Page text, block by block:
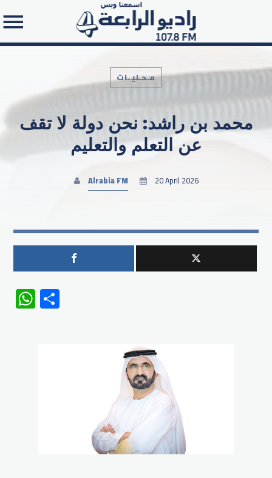
Search in the website:
مـحـليـات
محمد بن راشد: نحن دولة لا تقف
عن التعلم والتعليم
Alrabia FM 20 April 2026
WhatsApp